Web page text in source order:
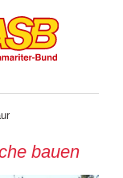
bauen